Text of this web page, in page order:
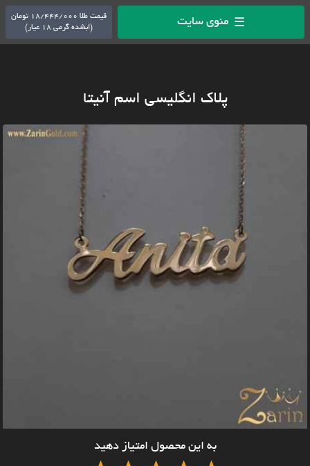
☰ منوی سایت
قیمت طلا 18/444/000 تومان
(ابشده گرمی 18 عیار)
پلاک انگلیسی اسم آنیتا
به این محصول امتیاز دهید